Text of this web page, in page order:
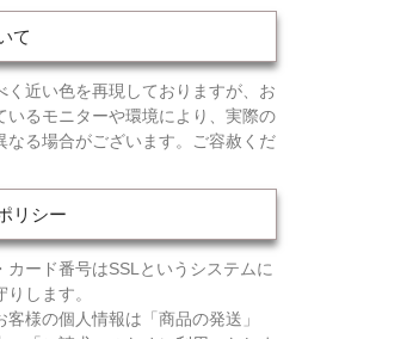
て
く近い色を再現しておりますが、お
いるモニターや環境により、実際の
なる場合がございます。ご容赦くだ
リシー
カード番号はSSLというシステムに
します。
様の個人情報は「商品の発送」